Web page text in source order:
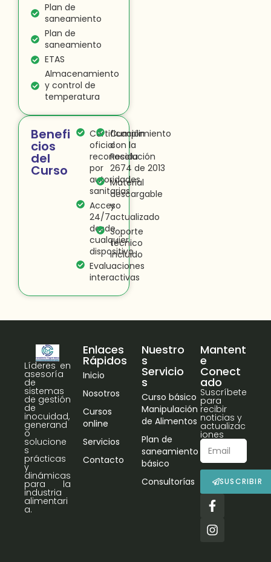
Plan de
saneamiento
Plan de
saneamiento
ETAS
Almacenamiento
y control de
temperatura
Benefi
cios
del
Curso
Certificación
oficial
reconocida
por
autoridades
sanitarias
Acceso
24/7
desde
cualquier
dispositivo
Evaluaciones
interactivas
Cumplimiento
con la
Resolución
2674 de 2013
Material
descargable
y
actualizado
Soporte
técnico
incluido
Líderes en
asesoría
de
sistemas
de gestión
de
inocuidad,
generand
o
solucione
s
prácticas
y
dinámicas
para la
industria
alimentari
a.
Enlaces
Rápidos
Inicio
Nosotros
Cursos
online
Servicios
Contacto
Nuestro
s
Servicio
s
Curso básico
Manipulación
de Alimentos
Plan de
saneamiento
básico
Consultorías
Mantent
e
Conect
ado
Suscríbete
para
recibir
noticias y
actualizac
iones
SUSCRIBIR